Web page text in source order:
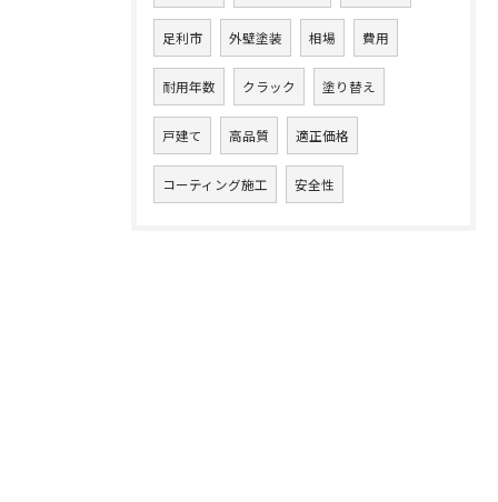
足利市 外壁塗装 相場 費用
耐用年数 クラック 塗り替え
戸建て 高品質 適正価格
コーティング施工 安全性